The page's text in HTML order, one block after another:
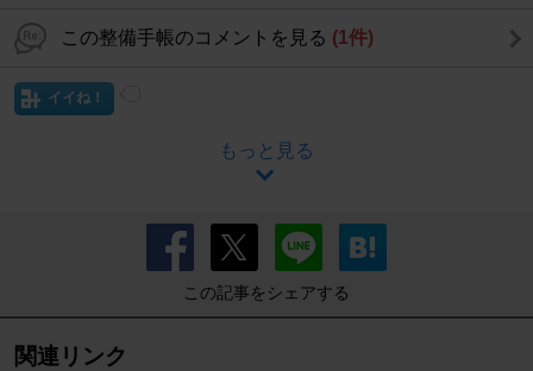
この整備手帳のコメントを見る (1件)
イイね！
もっと見る
この記事をシェアする
関連リンク